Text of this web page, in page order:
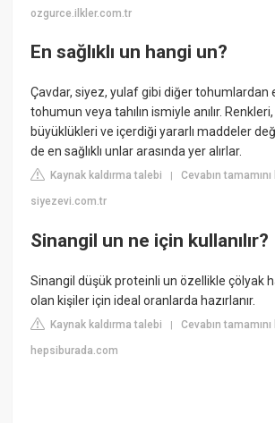
ozgurce.ilkler.com.tr
En sağlıklı un hangi un?
Çavdar, siyez, yulaf gibi diğer tohumlardan
tohumun veya tahılın ismiyle anılır.
büyüklükleri ve içerdiği yararlı maddeler
de en sağlıklı unlar arasında yer alırlar.
Kaynak kaldırma talebi |Cevabın
siyezevi.com.tr
Sinangil un ne için kullanılır?
Sinangil düşük proteinli un özellikle çölyak
olan kişiler için ideal oranlarda hazırlanır.
Kaynak kaldırma talebi |Cevabın
hepsiburada.com